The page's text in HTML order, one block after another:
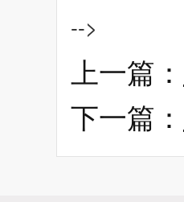
-->
上一篇：
下一篇：